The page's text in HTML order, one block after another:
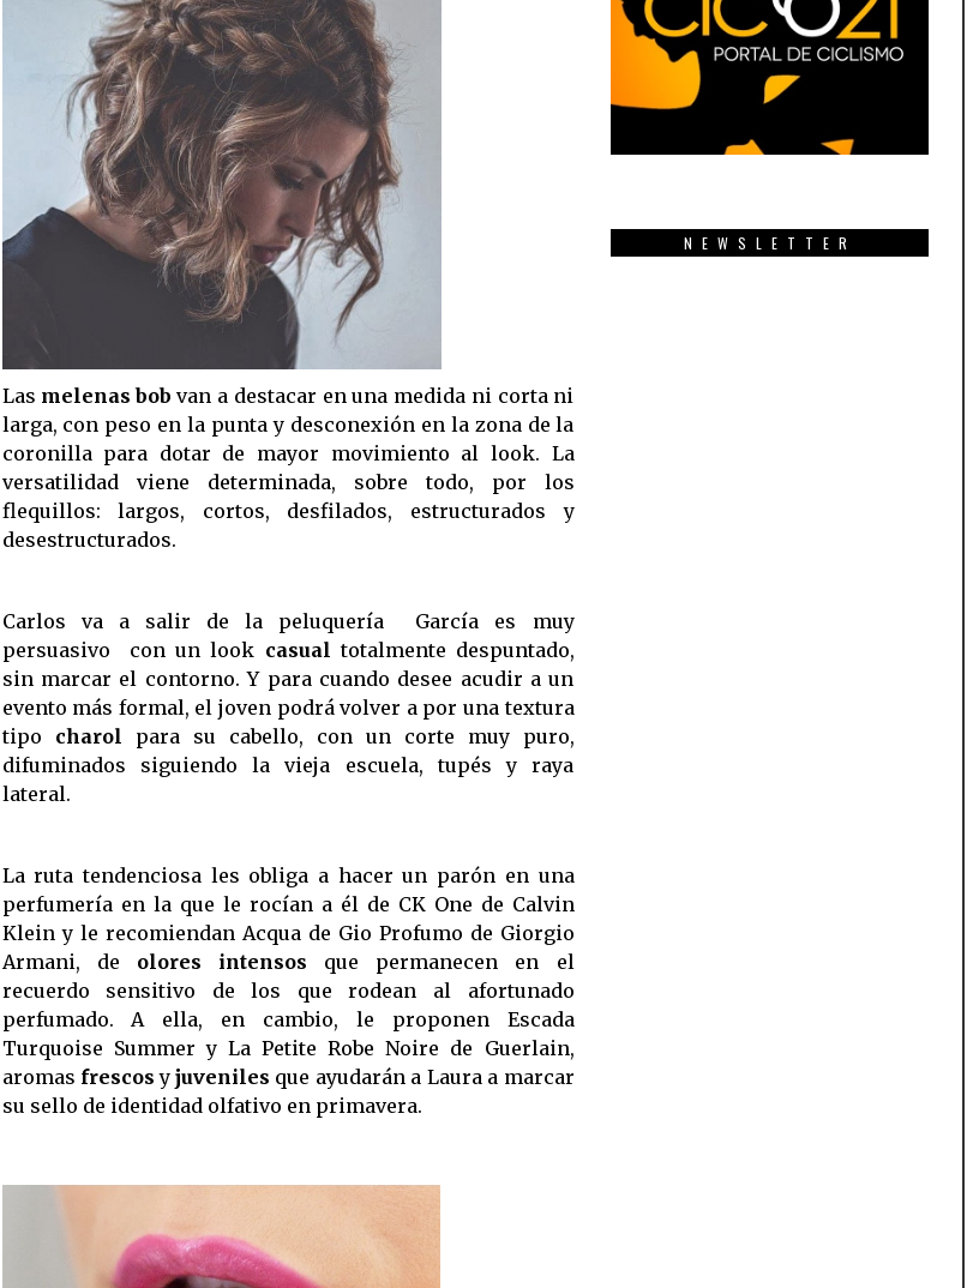
Las melenas bob van a destacar en una medida ni corta ni
larga, con peso en la punta y desconexión en la zona de la
coronilla para dotar de mayor movimiento al look. La
versatilidad viene determinada, sobre todo, por los
flequillos: largos, cortos, desfilados, estructurados y
desestructurados.
Carlos va a salir de la peluquería  García es muy
persuasivo  con un look casual totalmente despuntado,
sin marcar el contorno. Y para cuando desee acudir a un
evento más formal, el joven podrá volver a por una textura
tipo charol para su cabello, con un corte muy puro,
difuminados siguiendo la vieja escuela, tupés y raya
lateral.
La ruta tendenciosa les obliga a hacer un parón en una
perfumería en la que le rocían a él de CK One de Calvin
Klein y le recomiendan Acqua de Gio Profumo de Giorgio
Armani, de olores intensos que permanecen en el
recuerdo sensitivo de los que rodean al afortunado
perfumado. A ella, en cambio, le proponen Escada
Turquoise Summer y La Petite Robe Noire de Guerlain,
aromas frescos y juveniles que ayudarán a Laura a marcar
su sello de identidad olfativo en primavera.
NEWSLETTER